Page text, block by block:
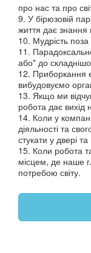
про нас та про
9. У бірюзовій
життя дає знання
10. Мудрість
11.
або" до
12. Приборкання
вибудовуємо
13. Якщо ми
робота дає вихід
14. Коли у
діяльності та
стукати у двері
15. Коли робота
місцем, де наше
потребою світу.